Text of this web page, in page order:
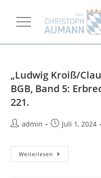
„Ludwig Kroiß/
BGB, Band 5:
221.
admin Juli 1, 2024
Weiterlesen